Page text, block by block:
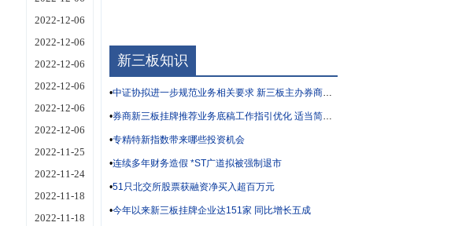
2022-12-06
2022-12-06
2022-12-06
2022-12-06
2022-12-06
2022-12-06
2022-11-25
2022-11-24
2022-11-18
2022-11-18
新三板知识
•中证协拟进一步规范业务相关要求 新三板主办券商执业质量有望“再升级”
•券商新三板挂牌推荐业务底稿工作指引优化 适当简化部分要求
•专精特新指数带来哪些投资机会
•连续多年财务造假 *ST广道拟被强制退市
•51只北交所股票获融资净买入超百万元
•今年以来新三板挂牌企业达151家 同比增长五成